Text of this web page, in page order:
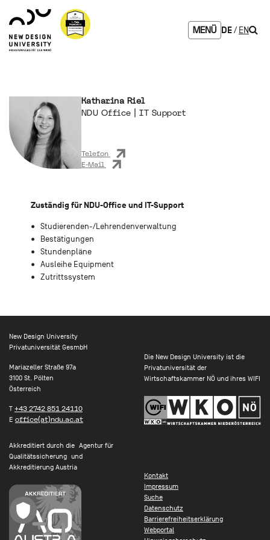
Inhalt
Hauptnavigation
Footernavigation
Logo
NDU
verlinkt
zur
MENÜ DE EN
Katharina Riel
NDU Office | IT Support
Telefon
E-Mail
Zuständig für NDU-Office und IT-Support
Studierenden-/Lehrendenverwaltung
Bestätigungen
Stundenpläne
Ausleihe Equipment
Zutrittssystem
New Design University
Privatuniversität GesmbH
Mariazeller Straße 97a
3100 St. Pölten
Österreich
T +43 2742 851 24110
E office(at)ndu.ac.at
Die New Design University ist die
Privatuniversität der
Wirtschaftskammer NÖ und ihres WIFI
Akkreditiert durch die Agentur für
Qualitätssicherung und
Akkreditierung Austria
Kontakt
Impressum
Suche
Datenschutz
Barrierefreiheitserklärung
Webportal